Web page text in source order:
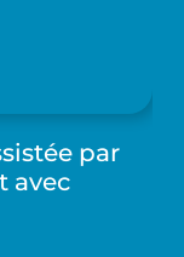
par
avec